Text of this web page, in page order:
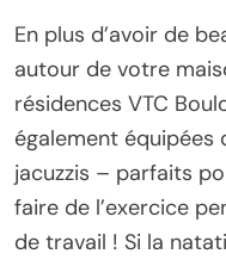
En plus d’avoir de
autour de votre
résidences VTC
également équipées
jacuzzis – parfaits
faire de l’exercice
de travail ! Si la